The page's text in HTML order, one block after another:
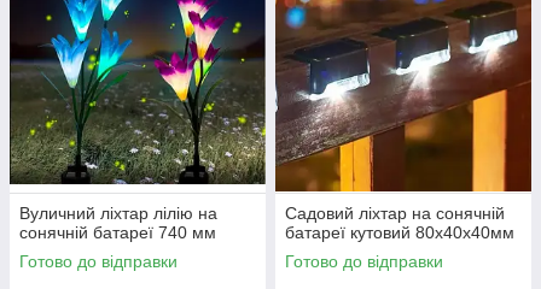
Вуличний ліхтар лілію на
сонячній батареї 740 мм
Готово до відправки
Садовий ліхтар на сонячній
батареї кутовий 80х40х40мм
Готово до відправки